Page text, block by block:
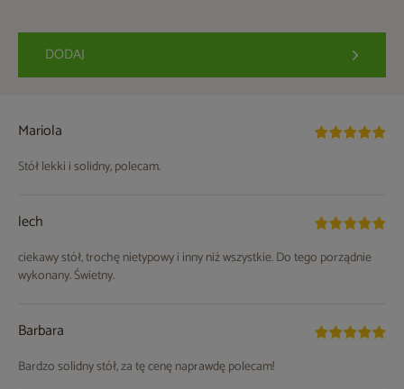
DODAJ
Mariola
Stół lekki i solidny, polecam.
lech
ciekawy stół, trochę nietypowy i inny niż wszystkie. Do tego porządnie
wykonany. Świetny.
Barbara
Bardzo solidny stół, za tę cenę naprawdę polecam!